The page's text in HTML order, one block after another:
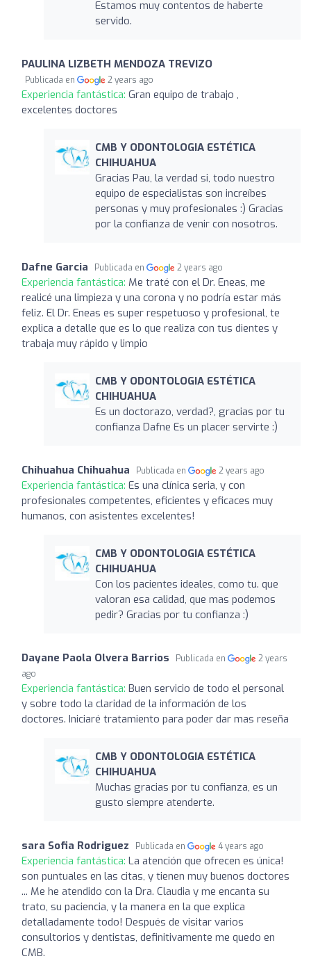
Estamos muy contentos de haberte
servido.
PAULINA LIZBETH MENDOZA TREVIZO
Publicada en 2 years ago
Experiencia fantástica: Gran equipo de trabajo ,
excelentes doctores
CMB Y ODONTOLOGIA ESTÉTICA
CHIHUAHUA
Gracias Pau, la verdad si, todo nuestro
equipo de especialistas son increíbes
personas y muy profesionales :) Gracias
por la confianza de venir con nosotros.
Dafne Garcia Publicada en 2 years ago
Experiencia fantástica: Me traté con el Dr. Eneas, me
realicé una limpieza y una corona y no podría estar más
feliz. El Dr. Eneas es super respetuoso y profesional, te
explica a detalle que es lo que realiza con tus dientes y
trabaja muy rápido y limpio
CMB Y ODONTOLOGIA ESTÉTICA
CHIHUAHUA
Es un doctorazo, verdad?, gracias por tu
confianza Dafne Es un placer servirte :)
Chihuahua Chihuahua Publicada en 2 years ago
Experiencia fantástica: Es una clínica seria, y con
profesionales competentes, eficientes y eficaces muy
humanos, con asistentes excelentes!
CMB Y ODONTOLOGIA ESTÉTICA
CHIHUAHUA
Con los pacientes ideales, como tu. que
valoran esa calidad, que mas podemos
pedir? Gracias por tu confianza :)
Dayane Paola Olvera Barrios Publicada en
2 years
ago
Experiencia fantástica: Buen servicio de todo el personal
y sobre todo la claridad de la información de los
doctores. Iniciaré tratamiento para poder dar mas reseña
CMB Y ODONTOLOGIA ESTÉTICA
CHIHUAHUA
Muchas gracias por tu confianza, es un
gusto siempre atenderte.
sara Sofia Rodriguez Publicada en 4 years ago
Experiencia fantástica: La atención que ofrecen es única!
son puntuales en las citas, y tienen muy buenos doctores
... Me he atendido con la Dra. Claudia y me encanta su
trato, su paciencia, y la manera en la que explica
detalladamente todo! Después de visitar varios
consultorios y dentistas, definitivamente me quedo en
CMB.